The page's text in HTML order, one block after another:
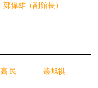
鄭偉雄（副館長）
高 民 叢旭祺